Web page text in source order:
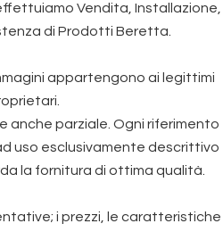
Vendita, Installazione,
di Prodotti Beretta.
appartengono ai legittimi
anche parziale. Ogni riferimento
uso esclusivamente descrittivo
la fornitura di ottima qualità.
i prezzi, le caratteristiche